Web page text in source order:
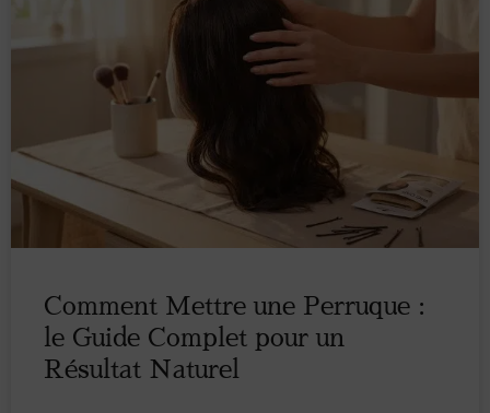
Comment Mettre une Perruque :
le Guide Complet pour un
Résultat Naturel